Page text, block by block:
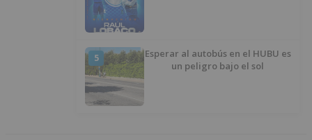
5
Esperar al autobús en el HUBU es
un peligro bajo el sol